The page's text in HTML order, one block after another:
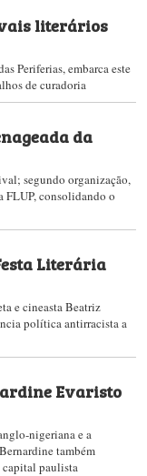
literários
Periferias, embarca este
de curadoria
da
segundo organização,
FLUP, consolidando o
Literária
e cineasta Beatriz
política antirracista a
Evaristo
nigeriana e a
também
paulista